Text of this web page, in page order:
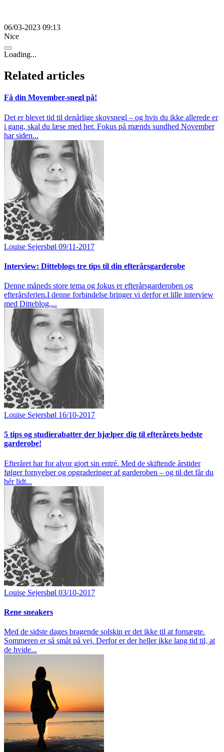
06/03-2023 09:13
Nice
Loading...
Related articles
Få din Movember-snegl på!
Det er blevet tid til denårlige skovsnegl – og hvis du ikke allerede er
i gang, skal du læse med her. Fokus på mænds sundhed November
har siden...
Louise Sejersbøl 09/11-2017
Interview: Ditteblogs tre tips til din efterårsgarderobe
Denne måneds store tema og fokus er efterårsgarderoben og
efterårsferien.I denne forbindelse bringer vi derfor et lille interview
med Ditteblog,...
Louise Sejersbøl 16/10-2017
5 tips og studierabatter der hjælper dig til efterårets bedste
garderobe!
Efteråret har for alvor gjort sin entré. Med de skiftende årstider
følger fornyelser og opgraderinger af garderoben – og til det får du
hér lidt...
Louise Sejersbøl 03/10-2017
Rene sneakers
Med de sidste dages bragende solskin er det ikke til at fornægte.
Sommeren er så småt på vej. Derfor er der heller ikke lang tid til, at
de hvide...